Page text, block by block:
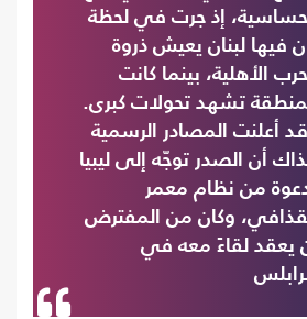
إذ جرت في لحظة
فيها لبنان يعيش ذروة
الأهلية، بينما كانت
تشهد تحولات كبرى.
أعلنت المصادر الرسمية
أن الصدر توجّه إلى ليبيا
من نظام معمر
وكان من المفترض
يعقد لقاءً معه في